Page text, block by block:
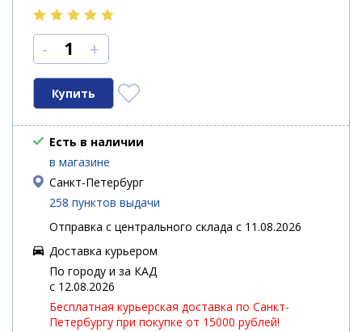
- +
Есть в наличии
в магазине
Санкт-Петербург
258 пунктов выдачи
Отправка с центрального склада с 11.08.2026
Доставка курьером
По городу и за КАД
c 12.08.2026
Бесплатная курьерская доставка по Санкт-
Петербургу при покупке от 15000 рублей!